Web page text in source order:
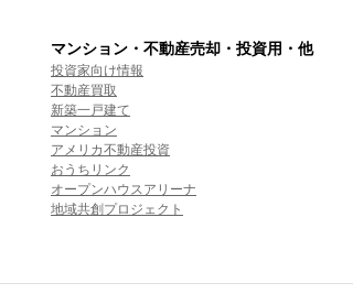
マンション・不動産売却・投資用・他
投資家向け情報
不動産買取
新築一戸建て
マンション
アメリカ不動産投資
おうちリンク
オープンハウスアリーナ
地域共創プロジェクト